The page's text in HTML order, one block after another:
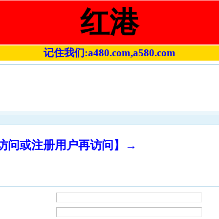
红港
记住我们:a480.com,a580.com
问或注册用户再访问】→